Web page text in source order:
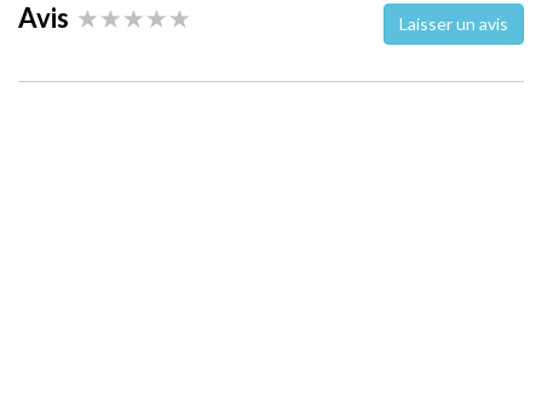
Avis Laisser un avis